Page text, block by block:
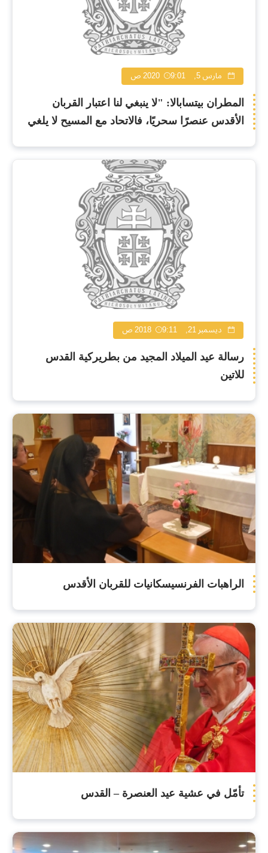
مارس 5, 2020 9:01 ص
المطران بيتسابالا: "لا ينبغي لنا اعتبار القربان
الأقدس عنصرًا سحريًا، فالاتحاد مع المسيح لا يلغي
ديسمبر 21, 2018 9:11 ص
رسالة عيد الميلاد المجيد من بطريركية القدس
للاتين
الراهبات الفرنسيسكانيات للقربان الأقدس
تأمّل في عشية عيد العنصرة – القدس